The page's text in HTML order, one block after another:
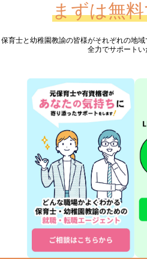
まずは無
保育士と幼稚園教諭の皆様がそれぞれの地域
全力でサポートい